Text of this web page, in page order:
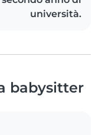
università.
babysitter